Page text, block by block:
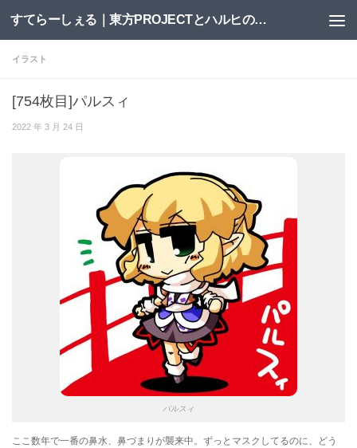
コンテンツへスキップ すてらーしぇる｜東方PROJECTとハルヒの二次創作サイト
イラスト
[754枚目]パルスィ
2022 年 3 月 24 日
パルスィ
ここ数年で一番の鼻水、鼻づまりが襲来中。ずっとマスクしてるのに、どう